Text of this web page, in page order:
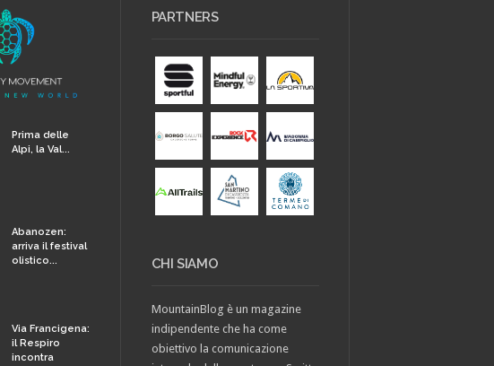
Prima delle
Alpi, la Val...
Abanozen:
arriva il festival
olistico...
Via Francigena:
il Respiro
incontra
PARTNERS
CHI SIAMO
MountainBlog è un magazine
indipendente che ha come
obiettivo la comunicazione